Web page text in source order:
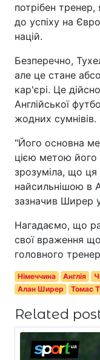
потрібен
до успіху на
націй.
Безперечно,
але це стане
кар'єрі. Це
Англійської
жодних сумнівів.
"Його основна
цією метою його
зрозуміла, що ця
найсильнішою в
зазначив Ширер
Нагадаємо, що
свої враження
головного
Німеччина Англія
Алан Ширер
Томас
Related